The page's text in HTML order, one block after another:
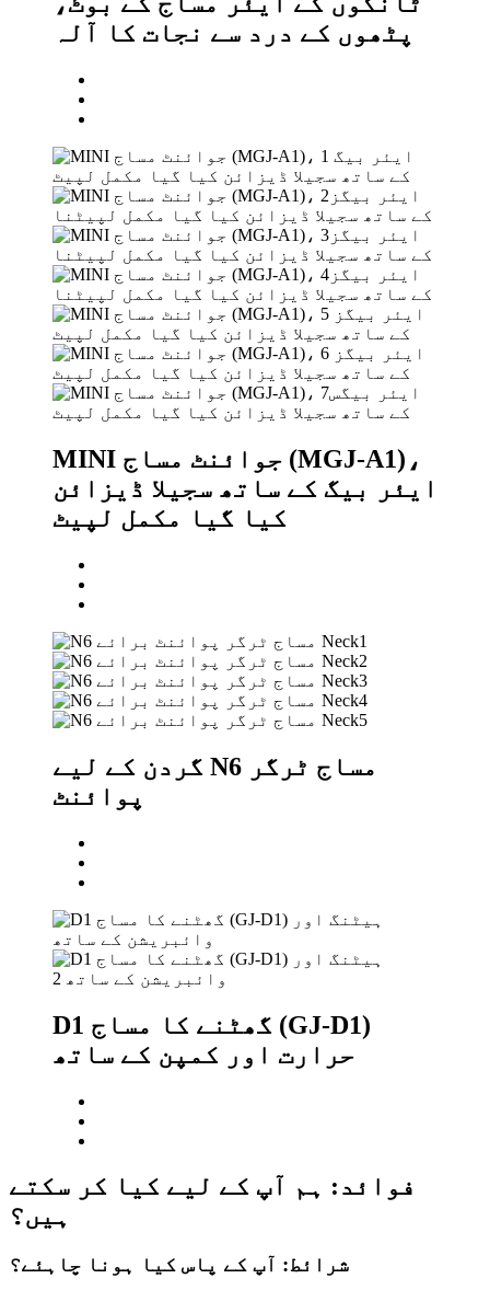
پٹھوں کے درد سے نجات کا آلہ
MINI جوائنٹ مساج (MGJ-A1)،
ایئر بیگ کے ساتھ سجیلا ڈیزائن
کیا گیا مکمل لپیٹ
گردن کے لیے N6 مساج ٹرگر
پوائنٹ
D1 گھٹنے کا مساج (GJ-D1)
حرارت اور کمپن کے ساتھ
فوائد: ہم آپ کے لیے کیا کر سکتے
ہیں؟
شرائط: آپ کے پاس کیا ہونا چاہئے؟